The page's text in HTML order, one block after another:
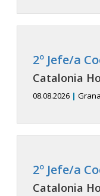
2º Jefe/a
Catalonia
08.08.2026 |
2º Jefe/a
Catalonia